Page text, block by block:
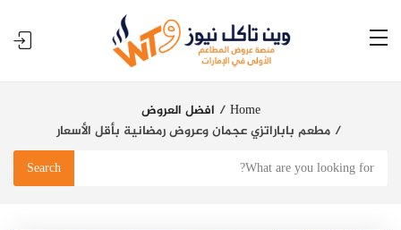
Home
افضل العروض
مطعم باباراتزي عجمان وعروض رمضانية بأقل الأسعار
Search